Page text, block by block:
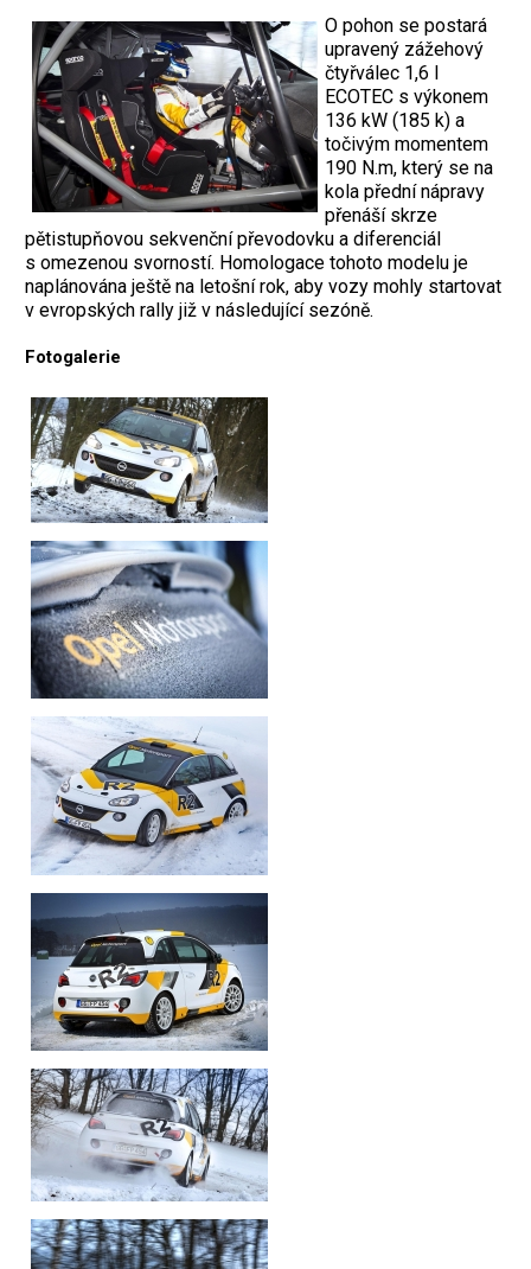
O pohon se postará
upravený zážehový
čtyřválec 1,6 l
ECOTEC s výkonem
136 kW (185 k) a
točivým momentem
190 N.m, který se na
kola přední nápravy
přenáší skrze
pětistupňovou sekvenční převodovku a diferenciál
s omezenou svorností. Homologace tohoto modelu je
naplánována ještě na letošní rok, aby vozy mohly startovat
v evropských rally již v následující sezóně.
Fotogalerie